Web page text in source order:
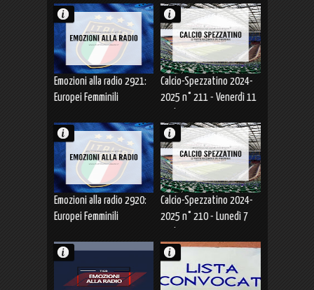
Emozioni alla radio 2921:
Europei Femminili
SPAGNA (11.07.2025)
Calcio-Spezzatino 2024-
2025 n° 211 - Venerdì 11
Emozioni alla radio 2920:
Europei Femminili
PORTOGALLO (07.07.2025)
Calcio-Spezzatino 2024-
2025 n° 210 - Lunedì 7